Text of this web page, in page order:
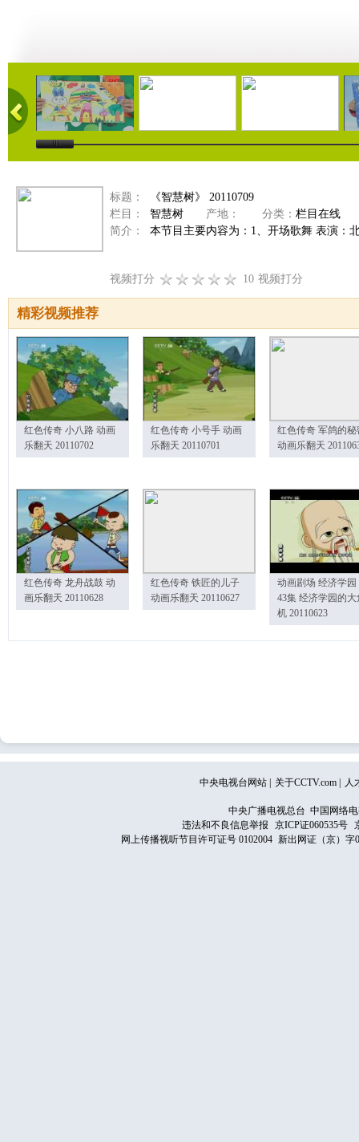
02:33 02:17 01:49
标题：
《智慧树》 20110709
栏目：
智慧树 产地： 分类： 栏目在线
简介：
本节目主要内容为：1、开场歌舞 表演：
视频打分 10 视频打分
精彩视频推荐
红色传奇 小八路 动画
乐翻天 20110702
红色传奇 小号手 动画
乐翻天 20110701
红色传奇 军鸽的秘
动画乐翻天
红色传奇 龙舟战鼓 动
画乐翻天 20110628
红色传奇 铁匠的儿子
动画乐翻天 20110627
动画剧场 经济学园
43集 经济学园的大
机 20110623
中央电视台网站 关于CCTV.com 人
中央广播电视总台 中国网络
违法和不良信息举报
京ICP证060535号
网上传播视听节目许可证号 0102004 新出网证（京）